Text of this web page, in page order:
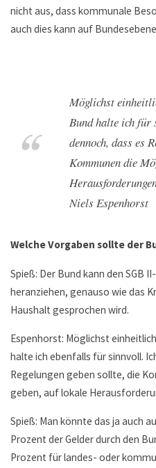
nicht aus, dass kommunale
auch dies kann auf
Möglichst
Bund halte ich für
dennoch, dass es
Kommunen die
Niels Espenhorst
Welche Vorgaben sollte der
Spieß: Der Bund kann den SGB
heranziehen, genauso wie das
Haushalt gesprochen wird.
Espenhorst: Möglichst
halte ich ebenfalls für sinnvoll.
Regelungen geben sollte, die
geben, auf lokale
Spieß: Man könnte das ja auch
Prozent der Gelder durch den
Prozent für landes- oder